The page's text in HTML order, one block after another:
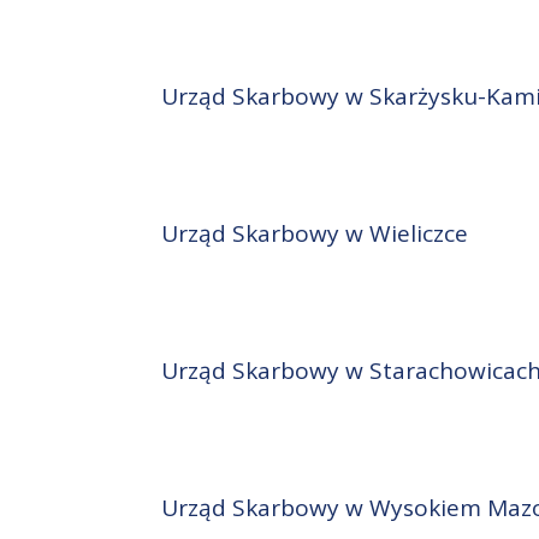
Urząd Skarbowy w Skarżysku-
Urząd Skarbowy w Wieliczce
Urząd Skarbowy w Starachowicach
Urząd Skarbowy w Wysokiem